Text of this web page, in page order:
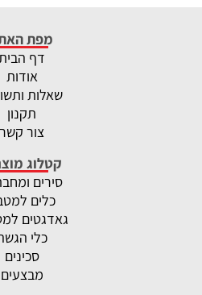
מפת
דף
אודות
שאלות
תקנון
צור קשר
קטלוג
סירים
כלים
גאדגטים
כלי
סכינים
מבצעים